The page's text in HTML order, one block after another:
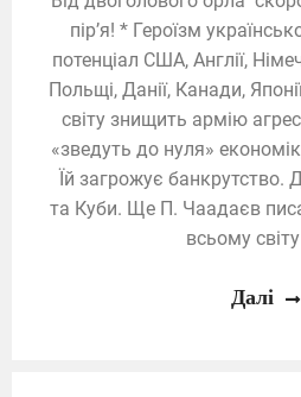
пір’я! * Героїзм
потенціал США, Англії,
Польщі, Данії, Канади,
світу знищить армію
«зведуть до нуля»
Їй загрожує банкрутство.
та Куби. Ще П. Чаадаєв
всьому
Далі